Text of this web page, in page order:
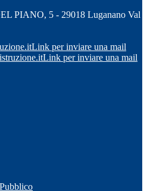
PIANO, 5 - 29018 Luganano Val
Link per inviare una mail
Link per inviare una mail